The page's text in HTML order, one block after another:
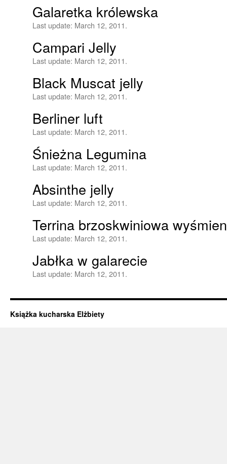
Galaretka królewska
Last update: March 12, 2011.
Campari Jelly
Last update: March 12, 2011.
Black Muscat jelly
Last update: March 12, 2011.
Berliner luft
Last update: March 12, 2011.
Śnieżna Legumina
Last update: March 12, 2011.
Absinthe jelly
Last update: March 12, 2011.
Terrina brzoskwiniowa
Last update: March 12, 2011.
Jabłka w galarecie
Last update: March 12, 2011.
Książka kucharska Elżbiety